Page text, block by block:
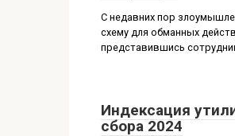
С недавних пор
схему для обманных
представившись
Индексация
сбора 2024